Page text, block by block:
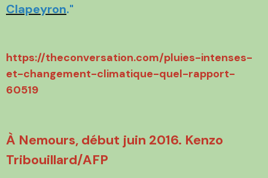
Clapeyron."
https://theconversation.com/pluies-intenses-
et-changement-climatique-quel-rapport-
60519
À Nemours, début juin 2016. Kenzo
Tribouillard/AFP